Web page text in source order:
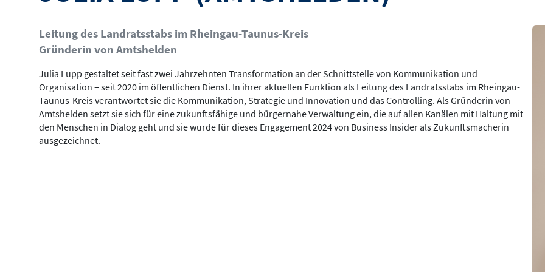
Leitung des Landratsstabs im Rheingau-Taunus-Kreis
Gründerin von Amtshelden
Julia Lupp gestaltet seit fast zwei Jahrzehnten Transformation an der Schnittstelle von Kommunikation und
Organisation – seit 2020 im öffentlichen Dienst. In ihrer aktuellen Funktion als Leitung des Landratsstabs im Rheingau-
Taunus-Kreis verantwortet sie die Kommunikation, Strategie und Innovation und das Controlling. Als Gründerin von
Amtshelden setzt sie sich für eine zukunftsfähige und bürgernahe Verwaltung ein, die auf allen Kanälen mit Haltung mit
den Menschen in Dialog geht und sie wurde für dieses Engagement 2024 von Business Insider als Zukunftsmacherin
ausgezeichnet.